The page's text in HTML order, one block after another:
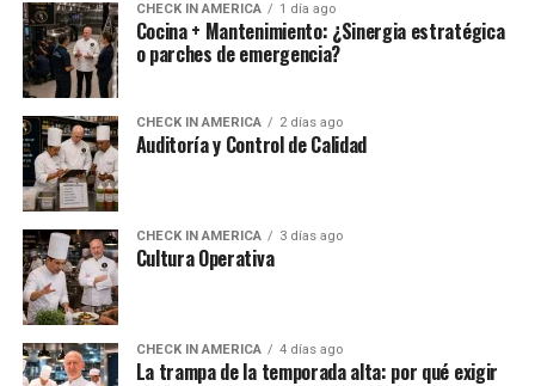
CHECK IN AMERICA 1 día ago
Cocina + Mantenimiento: ¿Sinergia estratégica
o parches de emergencia?
CHECK IN AMERICA 2 días ago
Auditoría y Control de Calidad
CHECK IN AMERICA 3 días ago
Cultura Operativa
CHECK IN AMERICA 4 días ago
La trampa de la temporada alta: por qué exigir